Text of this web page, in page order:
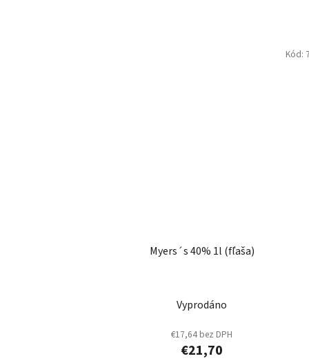
Myers´s 40% 1l (fľaša)
Vyprodáno
€17,64 bez DPH
€21,70
Kód: